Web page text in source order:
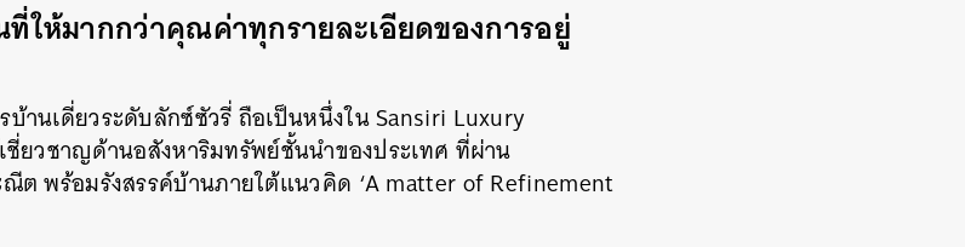
ให้มากกว่าคุณค่าทุกรายละเอียดของการอยู่
บ้านเดี่ยวระดับลักซ์ซัวรี่ ถือเป็นหนึ่งใน Sansiri Luxury
ชี่ยวชาญด้านอสังหาริมทรัพย์ชั้นนำของประเทศ ที่ผ่าน
ต พร้อมรังสรรค์บ้านภายใต้แนวคิด ‘A matter of Refinement